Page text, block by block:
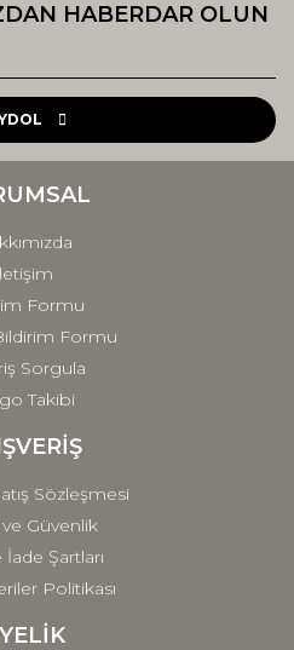
ederiz.
veya görüntülenemiyor.
bilgiler bulunuyor.
pahalı.
Gönder
HABERDAR OLUN
Formu
Formu
Sorgula
Takibi
Sözleşmesi
ve Güvenlik
Şartları
Politikası